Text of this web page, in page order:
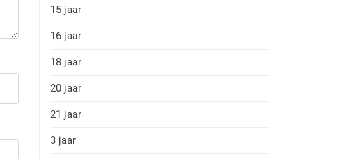
15 jaar
16 jaar
18 jaar
20 jaar
21 jaar
3 jaar